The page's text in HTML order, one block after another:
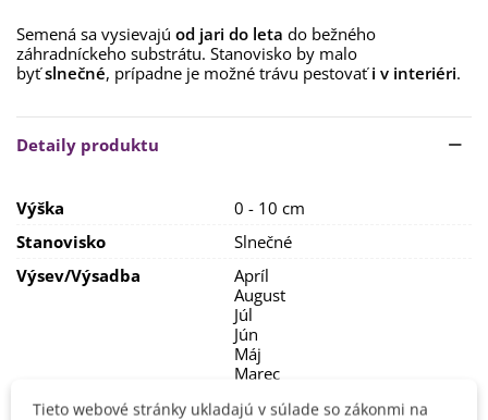
Semená sa vysievajú od jari do leta do bežného
záhradníckeho substrátu. Stanovisko by malo
byťslnečné, prípadne je možné trávu pestovaťi v interiéri.
Detaily produktu
Výška
0 - 10 cm
Stanovisko
Slnečné
Výsev/výsadba
Apríl
August
Júl
Jún
Máj
Marec
Veľkosť Balenia
15 g
Tieto webové stránky ukladajú v súlade so zákonmi na